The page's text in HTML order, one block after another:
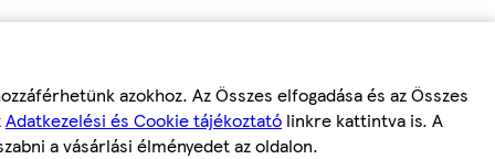
azokhoz. Az Összes elfogadása és az Összes
Adatkezelési és Cookie tájékoztató linkre kattintva is. A
a vásárlási élményedet az oldalon.